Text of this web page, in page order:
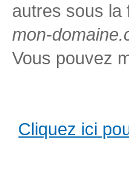
autres sous la
mon-
Vous pouvez
Cliquez ici